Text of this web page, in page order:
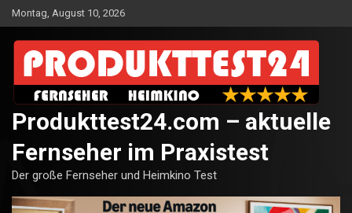
Skip
to
content
Montag, August 10, 2026
Produkttest24.com – aktuelle
Fernseher im Praxistest
Der große Fernseher und Heimkino Test